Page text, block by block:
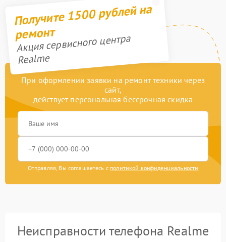
Получите 1500 рублей на
ремонт
Акция сервисного центра
Realme
При оформлении заявки на ремонт техники через
сайт,
действует персональная бессрочная скидка
Отправляя, Вы соглашаетесь с политикой конфиденциальности
Неисправности телефона Realme